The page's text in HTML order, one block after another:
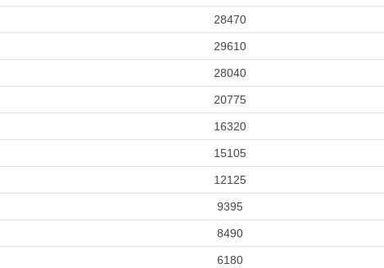
28470
29610
28040
20775
16320
15105
12125
9395
8490
6180